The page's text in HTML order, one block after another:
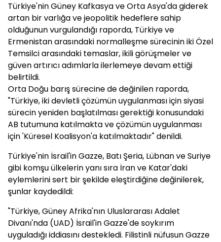
Türkiye'nin Güney Kafkasya ve Orta Asya'da giderek
artan bir varlığa ve jeopolitik hedeflere sahip
olduğunun vurgulandığı raporda, Türkiye ve
Ermenistan arasındaki normalleşme sürecinin iki Özel
Temsilci arasındaki temaslar, ikili görüşmeler ve
güven artırıcı adımlarla ilerlemeye devam ettiği
belirtildi.
Orta Doğu barış sürecine de değinilen raporda,
"Türkiye, iki devletli çözümün uygulanması için siyasi
sürecin yeniden başlatılması gerektiği konusundaki
AB tutumuna katılmakta ve çözümün uygulanması
için 'Küresel Koalisyon'a katılmaktadır" denildi.
Türkiye'nin İsrail'in Gazze, Batı Şeria, Lübnan ve Suriye
gibi komşu ülkelerin yanı sıra İran ve Katar'daki
eylemlerini sert bir şekilde eleştirdiğine değinilerek,
şunlar kaydedildi:
"Türkiye, Güney Afrika'nın Uluslararası Adalet
Divanı'nda (UAD) İsrail'in Gazze'de soykırım
uyguladığı iddiasını destekledi. Filistinli nüfusun Gazze